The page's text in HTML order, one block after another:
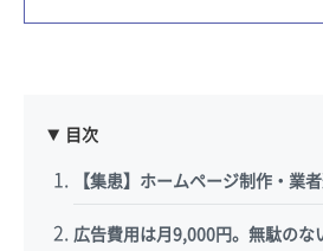
目次
【集患】ホームページ制作・業
広告費用は月9,000円。無駄のな